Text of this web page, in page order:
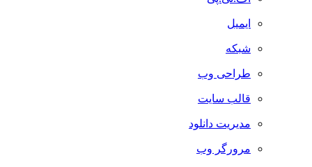
ایمیل
شبکه
طراحی وب
قالب سایت
مدیریت دانلود
مرورگر وب